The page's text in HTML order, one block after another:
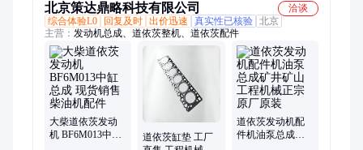
北京策达鼎略科技有限公司
洽谈
综合体验L0
回复及时 出价迅速 真实性已核验 北京
主营： 发动机总成、道依茨整机、道依茨配件
大柴道依茨发动
机 BF6M013中缸
道依茨缸垫 工厂
道依茨发动机配
件机油泵总成矿